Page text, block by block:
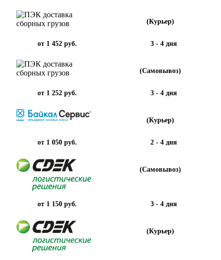
(Курьер)
от 1 452 руб. 3 - 4 дня
(Самовывоз)
от 1 252 руб. 3 - 4 дня
(Курьер)
от 1 050 руб. 2 - 4 дня
(Самовывоз)
от 1 150 руб. 3 - 4 дня
(Курьер)